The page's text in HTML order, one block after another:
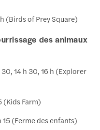
(Birds of Prey Square)
des animaux
30, 14 h 30, 16 h (Explorer
(Kids Farm)
15 (Ferme des enfants)